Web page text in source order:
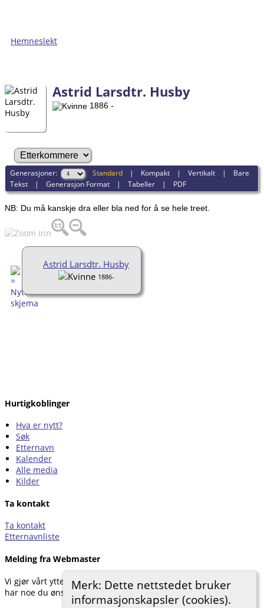
Hemneslekt
Merk: Dette nettstedet bruker
informasjonskapsler (cookies).
Astrid Larsdtr. Husby
1886 -
Generasjoner: Standard | Kompakt |Vertikalt | Bare
Tekst |Generasjon Format |Tabeller | PDF
NB: Du må kanskje dra eller bla ned for å se hele treet.
Astrid Larsdtr. Husby
1886-
Hurtigkoblinger
Hva er nytt?
Søk
Etternavn
Kalender
Alle media
Kilder
Ta kontakt
Ta kontakt
Etternavnliste
Melding fra Webmaster
Vi gjør vårt ytterste for å dokumentere forskningen vår. Hvis du
har noe du ønsker å legge til, kan du kontakte oss.